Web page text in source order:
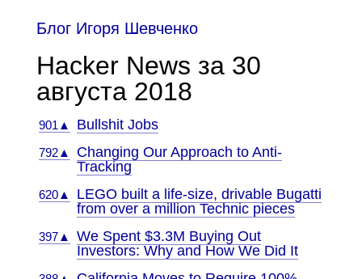
Блог Игоря Шевченко
Hacker News за 30
августа 2018
901▲ Bullshit Jobs
792▲
Changing Our Approach to Anti-
Tracking
620▲
LEGO built a life-size, drivable Bugatti
from over a million Technic pieces
397▲
We Spent $3.3M Buying Out
Investors: Why and How We Did It